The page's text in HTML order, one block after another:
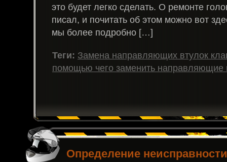
это будет легко сделать. О ремонте
писал, и почитать об этом можно вот
мы более подробно […]
Теги: Замена направляющих втулок
помощью чего заменить направляющие
Определение